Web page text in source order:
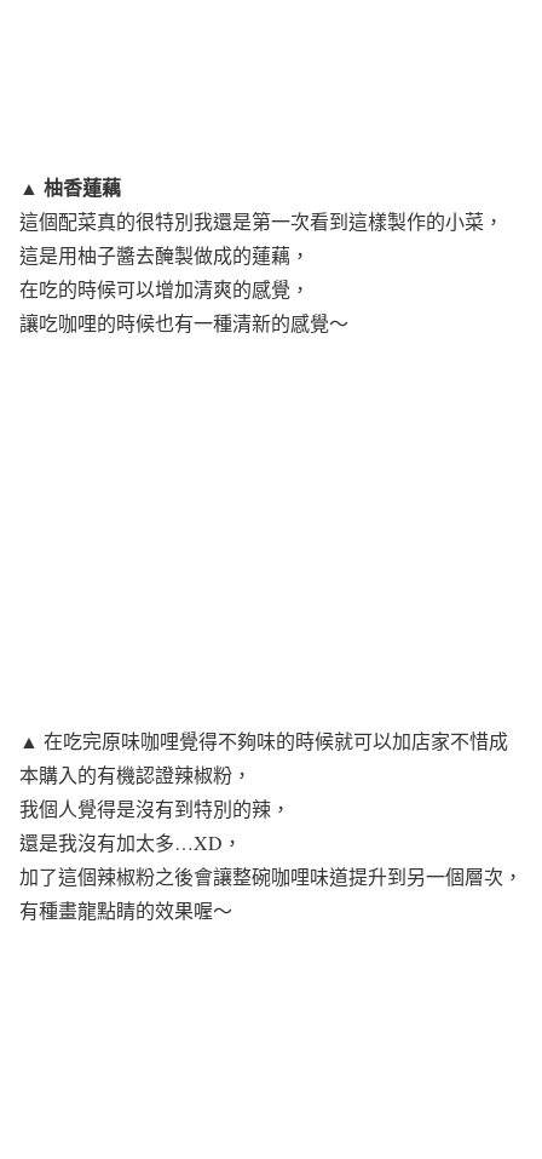
▲ 柚香蓮藕
這個配菜真的很特別我還是第一次看到這樣製作的小菜，
這是用柚子醬去醃製做成的蓮藕，
在吃的時候可以增加清爽的感覺，
讓吃咖哩的時候也有一種清新的感覺～
▲ 在吃完原味咖哩覺得不夠味的時候就可以加店家不惜成
本購入的有機認證辣椒粉，
我個人覺得是沒有到特別的辣，
還是我沒有加太多…XD，
加了這個辣椒粉之後會讓整碗咖哩味道提升到另一個層次，
有種畫龍點睛的效果喔～